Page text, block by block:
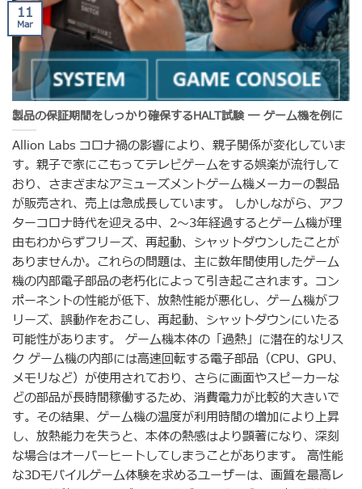
製品の保証期間をしっかり確保するHALT試験 ― ゲーム機を例に
Allion Labs コロナ禍の影響により、親子関係が変化していま
す。親子で家にこもってテレビゲームをする娯楽が流行して
おり、さまざまなアミューズメントゲーム機メーカーの製品
が販売され、売上は急成長しています。 しかしながら、アフ
ターコロナ時代を迎える中、2～3年経過するとゲーム機が理
由もわからずフリーズ、再起動、シャットダウンしたことが
ありませんか。これらの問題は、主に数年間使用したゲーム
機の内部電子部品の老朽化によって引き起こされます。コン
ポーネントの性能が低下、放熱性能が悪化し、ゲーム機がフ
リーズ、誤動作をおこし、再起動、シャットダウンにいたる
可能性があります。 ゲーム機本体の「過熱」に潜在的なリス
ク ゲーム機の内部には高速回転する電子部品（CPU、GPU、
メモリなど）が使用されており、さらに画面やスピーカーな
どの部品が長時間稼働するため、消費電力が比較的大きいで
す。その結果、ゲーム機の温度が利用時間の増加により上昇
し、放熱能力を失うと、本体の熱感はより顕著になり、深刻
な場合はオーバーヒートしてしまうことがあります。 高性能
な3Dモバイルゲーム体験を求めるユーザーは、画質を最高レ
11
Mar